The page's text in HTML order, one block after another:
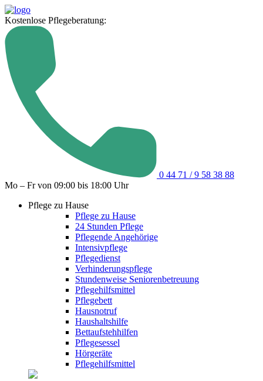
Kostenlose Pflegeberatung:
0 44 71 / 9 58 38 88
Mo – Fr von 09:00 bis 18:00 Uhr
Pflege zu Hause
Pflege zu Hause
24 Stunden Pflege
Pflegende Angehörige
Intensivpflege
Pflegedienst
Verhinderungspflege
Stundenweise Seniorenbetreuung
Pflegehilfsmittel
Pflegebett
Hausnotruf
Haushaltshilfe
Bettaufstehhilfen
Pflegesessel
Hörgeräte
Pflegehilfsmittel